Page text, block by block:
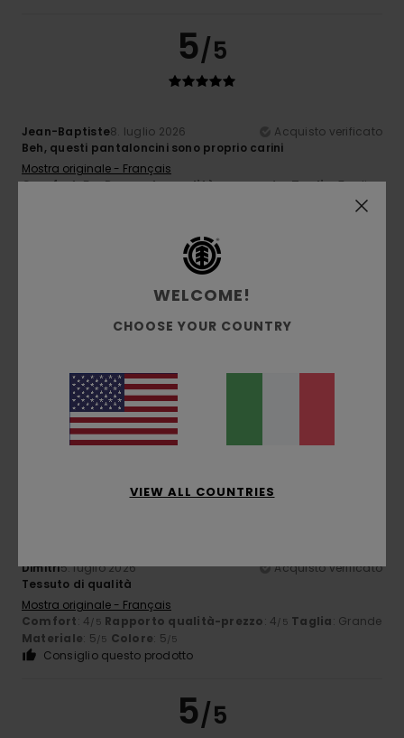
5/5
Jean-Baptiste8. luglio 2026
Acquisto verificato
Beh, questi pantaloncini sono proprio carini
Mostra originale - Français
Comfort: 5 Rapporto qualità-prezzo: 4 Taglia: Taglia
5/5
Sono belli
Comfort: 5/5 Rapporto qualità-prezzo
Materiale: 5/5 Colore: 5/5
Consiglio questo prodotto
5/5
Dimitri5. luglio 2026
Acquisto verificato
Tessuto di qualità
Mostra originale - Français
Comfort: 4/5 Rapporto qualità-prezzo: 4/5 Taglia: Grande
Materiale: 5/5 Colore: 5/5
Consiglio questo prodotto
5/5
WELCOME!
CHOOSE YOUR COUNTRY
VIEW ALL COUNTRIES